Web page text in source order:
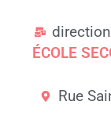
ÉCOLE
Rue